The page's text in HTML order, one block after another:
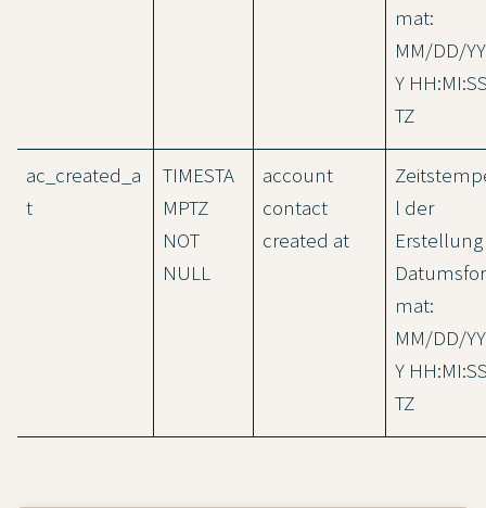
mat:
MM/DD/
Y
TZ
ac_created_a
t
TIMESTA
MPTZ
NOT
NULL
account
contact
created at
l der
Erstellung
Datumsfor
mat:
MM/DD/
Y
TZ